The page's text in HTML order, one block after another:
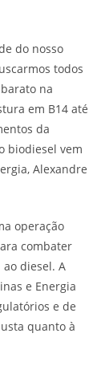
do nosso
todos
na
em B14 até
da
biodiesel vem
Alexandre
operação
combater
diesel. A
e Energia
e de
quanto à